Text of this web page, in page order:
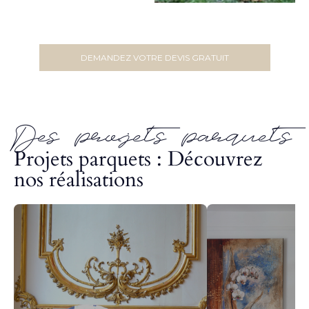
DEMANDEZ VOTRE DEVIS GRATUIT
Des projets parquets
Projets parquets : Découvrez
nos réalisations